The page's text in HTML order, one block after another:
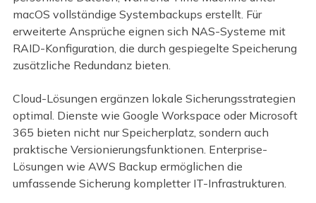
macOS vollständige Systembackups erstellt. Für
erweiterte Ansprüche eignen sich NAS-Systeme mit
RAID-Konfiguration, die durch gespiegelte Speicherung
zusätzliche Redundanz bieten.
Cloud-Lösungen ergänzen lokale Sicherungsstrategien
optimal. Dienste wie Google Workspace oder Microsoft
365 bieten nicht nur Speicherplatz, sondern auch
praktische Versionierungsfunktionen. Enterprise-
Lösungen wie AWS Backup ermöglichen die
umfassende Sicherung kompletter IT-Infrastrukturen.